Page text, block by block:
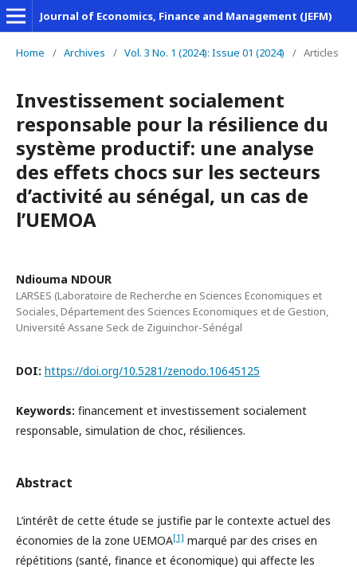
Journal of Economics, Finance and Management (JEFM)
Home / Archives / Vol. 3 No. 1 (2024): Issue 01 (2024) / Articles
Investissement socialement
responsable pour la résilience du
système productif: une analyse
des effets chocs sur les secteurs
d’activité au sénégal, un cas de
l’UEMOA
Ndiouma NDOUR
LARSES (Laboratoire de Recherche en Sciences Economiques et
Sociales, Département des Sciences Economiques et de Gestion,
Université Assane Seck de Ziguinchor-Sénégal
DOI: https://doi.org/10.5281/zenodo.10645125
Keywords: financement et investissement socialement
responsable, simulation de choc, résiliences.
Abstract
L’intérêt de cette étude se justifie par le contexte actuel des
économies de la zone UEMOA[1] marqué par des crises en
répétitions (santé, finance et économique) qui affecte les